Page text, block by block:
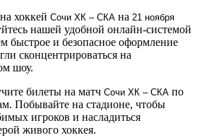
хоккей Сочи ХК – СКА на 21 ноября
нашей удобной онлайн-системой
быстрое и безопасное оформление
сконцентрироваться на
шоу.
билеты на матч Сочи ХК – СКА по
Побывайте на стадионе, чтобы
игроков и насладиться
живого хоккея.